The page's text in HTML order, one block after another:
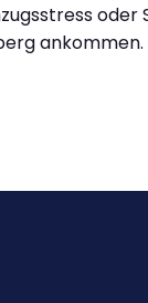
oder
ankommen.